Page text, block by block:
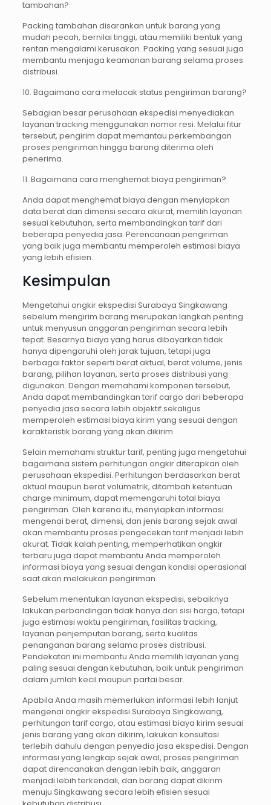
tambahan?
Packing tambahan disarankan untuk barang yang
mudah pecah, bernilai tinggi, atau memiliki bentuk yang
rentan mengalami kerusakan. Packing yang sesuai juga
membantu menjaga keamanan barang selama proses
distribusi.
10. Bagaimana cara melacak status pengiriman barang?
Sebagian besar perusahaan ekspedisi menyediakan
layanan tracking menggunakan nomor resi. Melalui fitur
tersebut, pengirim dapat memantau perkembangan
proses pengiriman hingga barang diterima oleh
penerima.
11. Bagaimana cara menghemat biaya pengiriman?
Anda dapat menghemat biaya dengan menyiapkan
data berat dan dimensi secara akurat, memilih layanan
sesuai kebutuhan, serta membandingkan tarif dari
beberapa penyedia jasa. Perencanaan pengiriman
yang baik juga membantu memperoleh estimasi biaya
yang lebih efisien.
Kesimpulan
Mengetahui ongkir ekspedisi Surabaya Singkawang
sebelum mengirim barang merupakan langkah penting
untuk menyusun anggaran pengiriman secara lebih
tepat. Besarnya biaya yang harus dibayarkan tidak
hanya dipengaruhi oleh jarak tujuan, tetapi juga
berbagai faktor seperti berat aktual, berat volume, jenis
barang, pilihan layanan, serta proses distribusi yang
digunakan. Dengan memahami komponen tersebut,
Anda dapat membandingkan tarif cargo dari beberapa
penyedia jasa secara lebih objektif sekaligus
memperoleh estimasi biaya kirim yang sesuai dengan
karakteristik barang yang akan dikirim.
Selain memahami struktur tarif, penting juga mengetahui
bagaimana sistem perhitungan ongkir diterapkan oleh
perusahaan ekspedisi. Perhitungan berdasarkan berat
aktual maupun berat volumetrik, ditambah ketentuan
charge minimum, dapat memengaruhi total biaya
pengiriman. Oleh karena itu, menyiapkan informasi
mengenai berat, dimensi, dan jenis barang sejak awal
akan membantu proses pengecekan tarif menjadi lebih
akurat. Tidak kalah penting, memperhatikan ongkir
terbaru juga dapat membantu Anda memperoleh
informasi biaya yang sesuai dengan kondisi operasional
saat akan melakukan pengiriman.
Sebelum menentukan layanan ekspedisi, sebaiknya
lakukan perbandingan tidak hanya dari sisi harga, tetapi
juga estimasi waktu pengiriman, fasilitas tracking,
layanan penjemputan barang, serta kualitas
penanganan barang selama proses distribusi.
Pendekatan ini membantu Anda memilih layanan yang
paling sesuai dengan kebutuhan, baik untuk pengiriman
dalam jumlah kecil maupun partai besar.
Apabila Anda masih memerlukan informasi lebih lanjut
mengenai ongkir ekspedisi Surabaya Singkawang,
perhitungan tarif cargo, atau estimasi biaya kirim sesuai
jenis barang yang akan dikirim, lakukan konsultasi
terlebih dahulu dengan penyedia jasa ekspedisi. Dengan
informasi yang lengkap sejak awal, proses pengiriman
dapat direncanakan dengan lebih baik, anggaran
menjadi lebih terkendali, dan barang dapat dikirim
menuju Singkawang secara lebih efisien sesuai